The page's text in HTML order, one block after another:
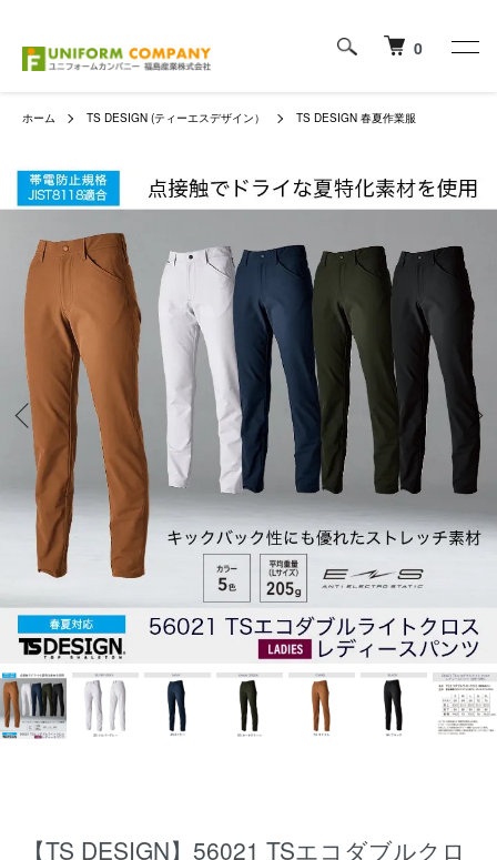
0
ホーム TS DESIGN (ティーエスデザイン） TS DESIGN 春夏作業服
【TS DESIGN】56021 TSエコダブルクロ